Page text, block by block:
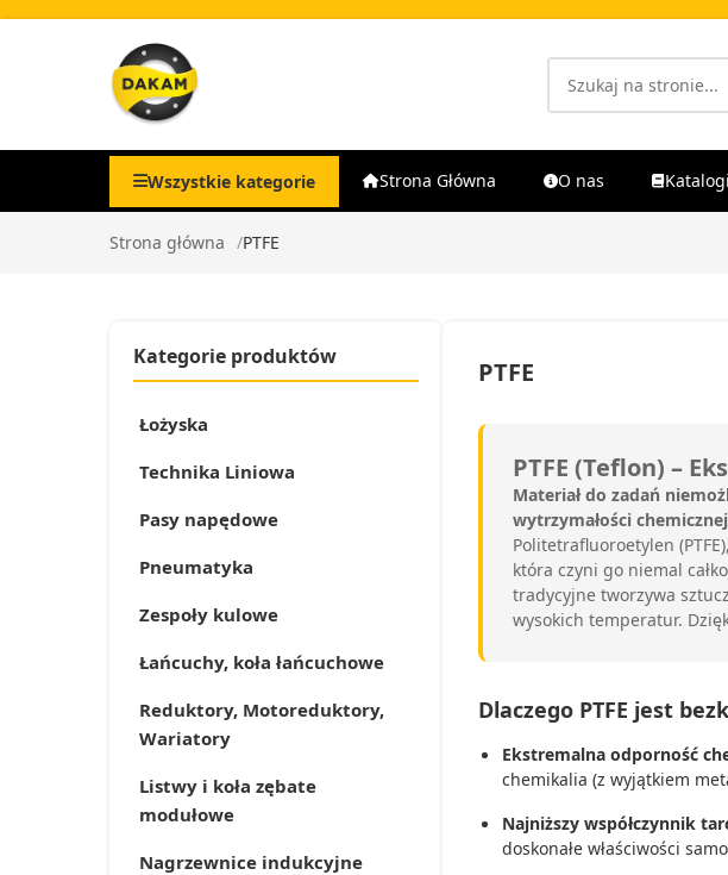
Wszystkie kategorie Strona Główna O nas Katalogi
Strona główna PTFE
Kategorie produktów
Łożyska
Technika Liniowa
Pasy napędowe
Pneumatyka
Zespoły kulowe
Łańcuchy, koła łańcuchowe
Reduktory, Motoreduktory,
Wariatory
Listwy i koła zębate
modułowe
Nagrzewnice indukcyjne
PTFE
PTFE (Teflon) –
Materiał do zadań
wytrzymałości
Politetrafluoroetylen
która czyni go niemal
tradycyjne tworzywa
wysokich temperatur.
Dlaczego PTFE jest
Ekstremalna odporność
chemikalia (z wyjątkiem
Najniższy współczynnik
doskonałe właściwości